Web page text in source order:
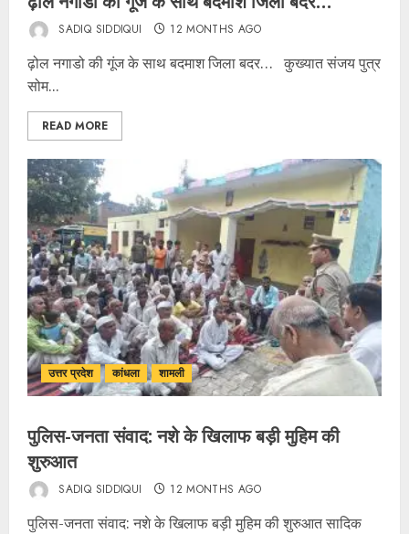
SADIQ SIDDIQUI 12 MONTHS AGO
ढ़ोल नगाडो की गूंज के साथ बदमाश जिला बदर… कुख्यात संजय पुत्र
सोम...
READ MORE
उत्तर प्रदेश कांधला शामली
पुलिस-जनता संवाद: नशे के खिलाफ बड़ी मुहिम की
शुरुआत
SADIQ SIDDIQUI 12 MONTHS AGO
पुलिस-जनता संवाद: नशे के खिलाफ बड़ी मुहिम की शुरुआत सादिक